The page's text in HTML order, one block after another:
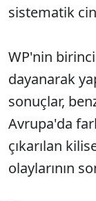
sistematik
WP'nin
dayanarak
sonuçlar,
Avrupa'da
çıkarılan
olaylarının